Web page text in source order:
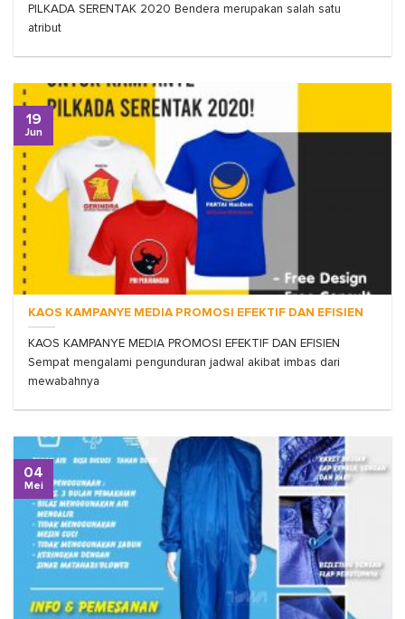
PILKADA SERENTAK 2020 Bendera merupakan salah satu
atribut
KAOS KAMPANYE MEDIA PROMOSI EFEKTIF DAN EFISIEN
KAOS KAMPANYE MEDIA PROMOSI EFEKTIF DAN EFISIEN
Sempat mengalami pengunduran jadwal akibat imbas dari
mewabahnya
19
Jun
04
Mei